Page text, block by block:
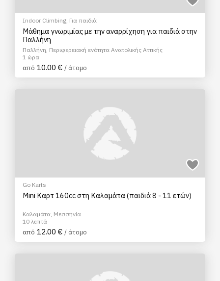
Indoor Climbing, Για παιδιά
Μάθημα γνωριμίας με την αναρρίχηση για παιδιά στην
Παλλήνη
Παλλήνη, Περιφερειακή ενότητα Ανατολικής Αττικής
1 ώρα
από 10.00 € / άτομο
Go Karts
Mini Καρτ 160cc στη Καλαμάτα (παιδιά 8 - 11 ετών)
Καλαμάτα, Μεσσηνία
10 λεπτά
από 12.00 € / άτομο